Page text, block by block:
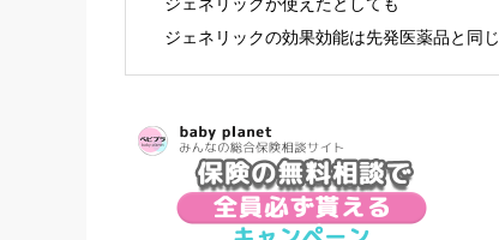
ジェネリックの効果効能は先発医薬品と同じ